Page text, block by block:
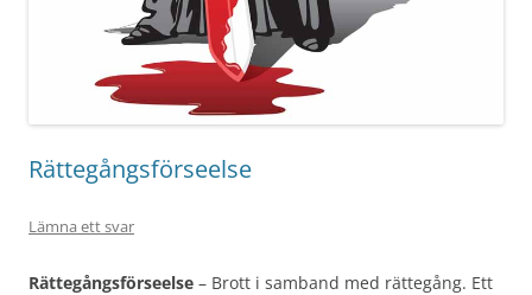
Rättegångsförseelse
Lämna ett svar
Rättegångsförseelse – Brott i samband med rättegång. Ett